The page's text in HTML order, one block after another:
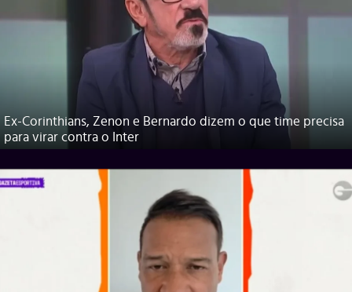
Ex-Corinthians, Zenon e Bernardo dizem o que time precisa
para virar contra o Inter